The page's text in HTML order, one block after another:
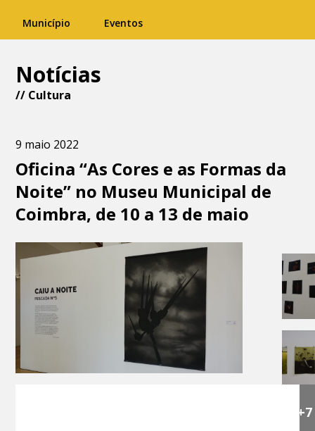
Município Eventos
Notícias
// Cultura
9 maio 2022
Oficina “As Cores e as Formas da
Noite” no Museu Municipal de
Coimbra, de 10 a 13 de maio
+7